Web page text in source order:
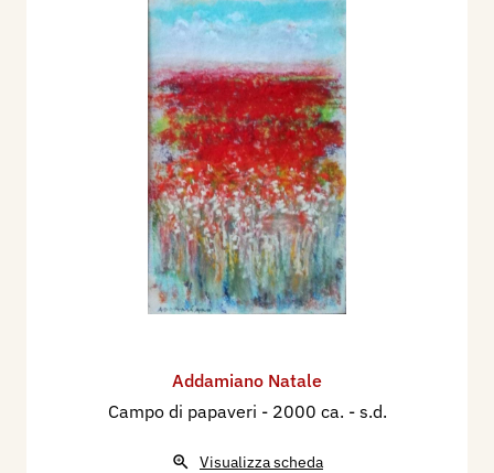
Addamiano Natale
Campo di papaveri - 2000 ca. - s.d.
Visualizza scheda